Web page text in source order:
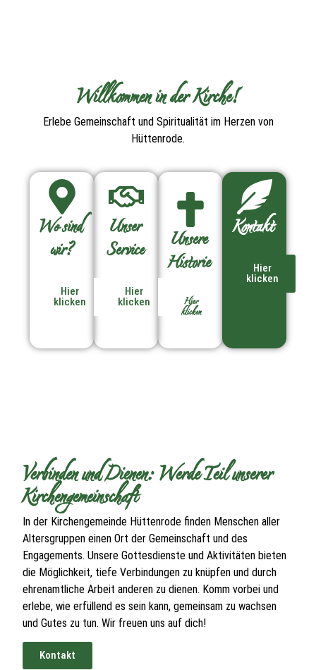
Willkommen in der Kirche!
Erlebe Gemeinschaft und Spiritualität im Herzen von
Hüttenrode.
Wo sind
wir?
Hier
klicken
Unser
Service
Hier
klicken
Unsere
Historie
Hier
klicken
Kontakt
Hier
klicken
Verbinden und Dienen: Werde Teil unserer
Kirchengemeinschaft
In der Kirchengemeinde Hüttenrode finden Menschen aller
Altersgruppen einen Ort der Gemeinschaft und des
Engagements. Unsere Gottesdienste und Aktivitäten bieten
die Möglichkeit, tiefe Verbindungen zu knüpfen und durch
ehrenamtliche Arbeit anderen zu dienen. Komm vorbei und
erlebe, wie erfüllend es sein kann, gemeinsam zu wachsen
und Gutes zu tun. Wir freuen uns auf dich!
Kontakt